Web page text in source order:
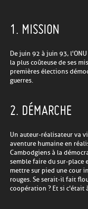
1. MISSION
De juin 92 à juin 93,
la plus coûteuse de ses
premières élections
guerres.
2. DÉMARCHE
Un auteur-réalisateur va
aventure humaine en
Cambodgiens à la
semble faire du sur-place
mettre sur pied une cour
rouges. Se serait-il fait
coopération ? Et si c'était